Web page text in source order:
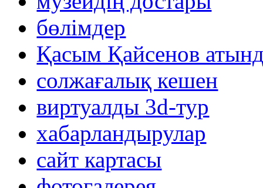
бөлімдер
Қасым Қайсенов
солжағалық кешен
виртуалды 3d-тур
xабарландырулар
сайт картасы